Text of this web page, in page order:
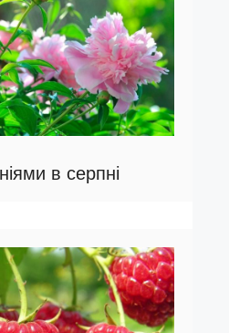
в серпні